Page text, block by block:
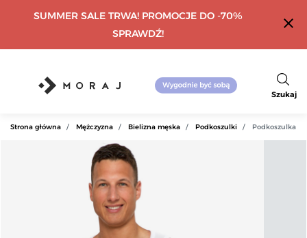
SUMMER SALE TRWA! PROMOCJE DO -70%
SPRAWDŹ!
close
Szukaj
Strona główna Mężczyzna Bielizna męska Podkoszulki Podkoszulka